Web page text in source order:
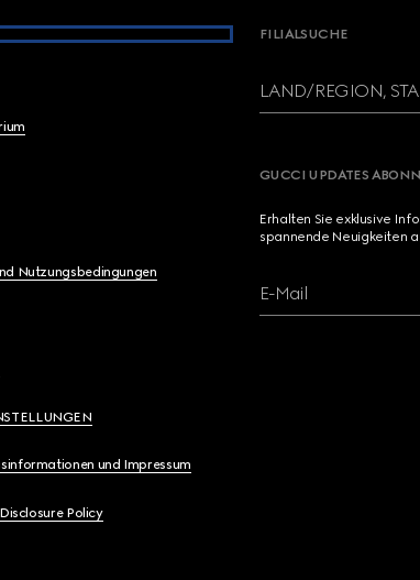
Nutzungsbedingungen
und Impressum
Policy
FILIALSUCHE
LAND/REGION,
GUCCI UPDATES
Erhalten Sie exklusive
spannende Neuigkeiten
E-Mail